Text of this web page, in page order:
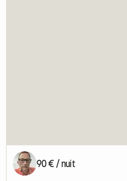
90 € / nuit